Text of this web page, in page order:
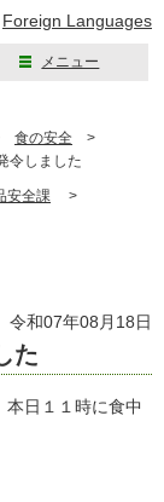
Foreign Languages
メニュー
食の安全 >
令しました
安全課 >
令和07年08月18日
た
日１１時に食中